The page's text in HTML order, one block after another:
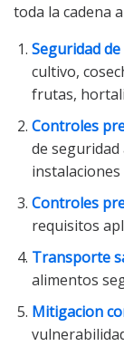
toda la cadena
Seguridad
cultivo,
frutas,
Controles
de
Controles
requisitos
Transporte
alimentos
Mitigacion